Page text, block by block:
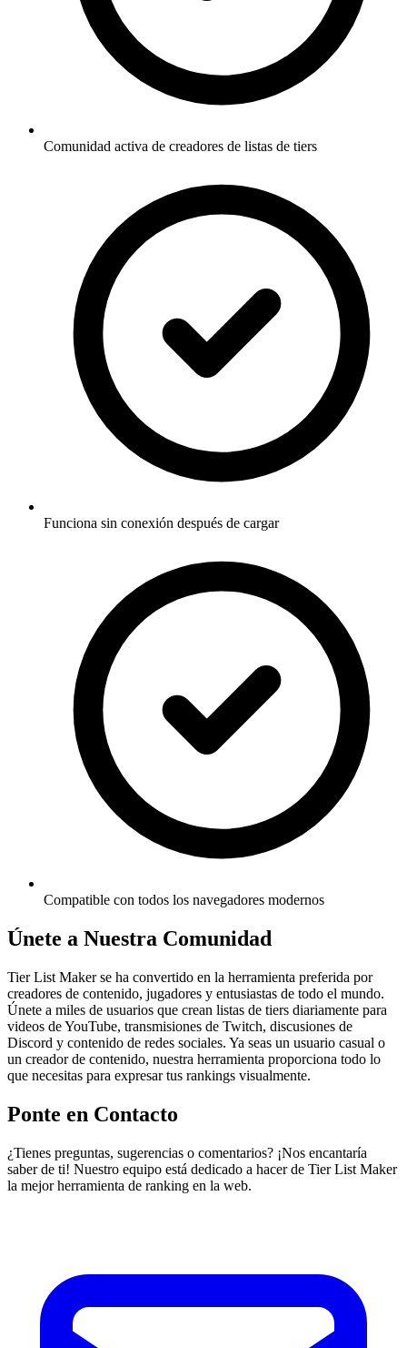
Comunidad activa de creadores de listas de tiers
Funciona sin conexión después de cargar
Compatible con todos los navegadores modernos
Únete a Nuestra Comunidad
Tier List Maker se ha convertido en la herramienta preferida por
creadores de contenido, jugadores y entusiastas de todo el mundo.
Únete a miles de usuarios que crean listas de tiers diariamente para
videos de YouTube, transmisiones de Twitch, discusiones de
Discord y contenido de redes sociales. Ya seas un usuario casual o
un creador de contenido, nuestra herramienta proporciona todo lo
que necesitas para expresar tus rankings visualmente.
Ponte en Contacto
¿Tienes preguntas, sugerencias o comentarios? ¡Nos encantaría
saber de ti! Nuestro equipo está dedicado a hacer de Tier List Maker
la mejor herramienta de ranking en la web.